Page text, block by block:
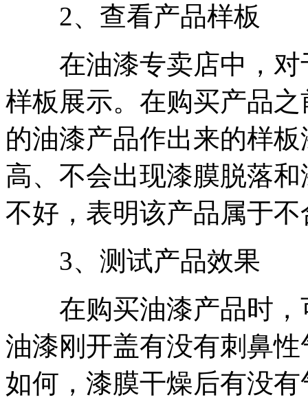
2、查看产品样板
在油漆专卖店中，对
样板展示。在购买产品
的油漆产品作出来的样
高、不会出现漆膜脱落
不好，表明该产品属于
3、测试产品效果
在购买油漆产品时，
油漆刚开盖有没有刺鼻
如何，漆膜干燥后有没